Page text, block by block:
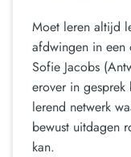
Moet leren altijd
afdwingen in een
Sofie Jacobs
erover in gesprek
lerend netwerk
bewust uitdagen
kan.